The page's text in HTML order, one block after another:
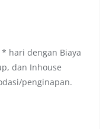
hari dengan Biaya
dan Inhouse
penginapan.